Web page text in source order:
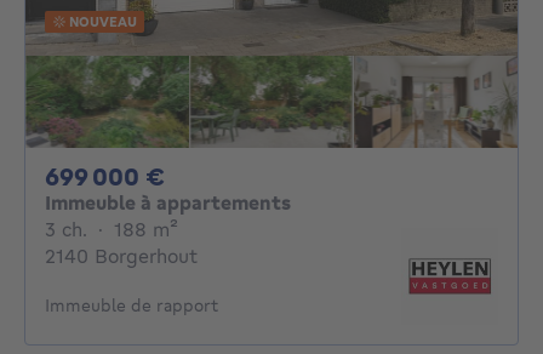
NOUVEAU
699 000 €
Immeuble à appartements
3 ch. 3 chambres
· 188 m²
2140 Borgerhout
Immeuble de rapport